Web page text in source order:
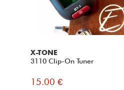
X-TONE
3110 Clip-On Tuner
15.00 €